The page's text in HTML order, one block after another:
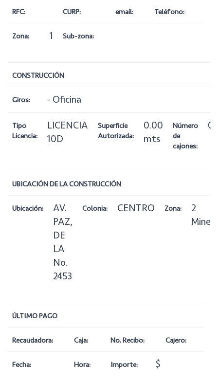
RFC: CURP: email: Teléfono:
Zona: 1 Sub-zona:
CONSTRUCCIÓN
Giros: - Oficina
Tipo
Licencia:
LICENCIA
10D
Superficie
Autorizada:
0.00
mts
Número
de
cajones:
0
UBICACIÓN DE LA CONSTRUCCIÓN
Ubicación:
AV.
PAZ,
DE
LA
No.
2453
Colonia: CENTRO Zona:
2
ÚLTIMO PAGO
Recaudadora: Caja: No. Recibo: Cajero:
Fecha: Hora: Importe: $